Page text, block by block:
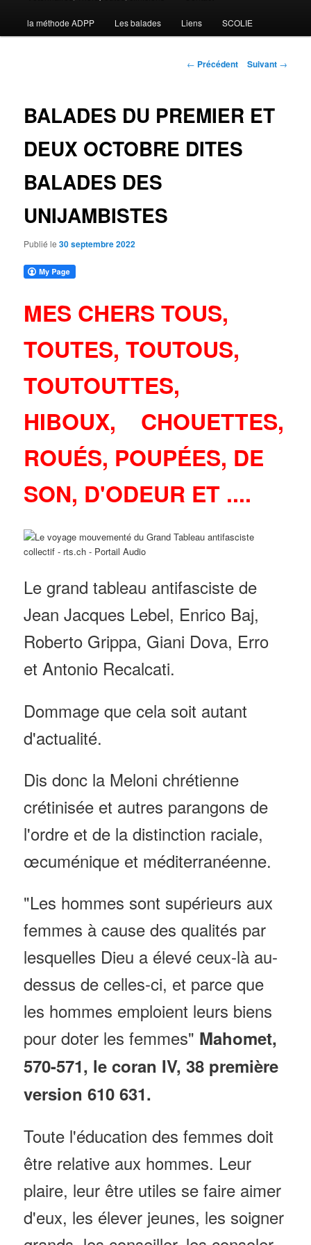
contenu
la méthode ADPP Les balades Liens SCOLIE
Navigation
← Précédent Suivant →
BALADES DU PREMIER ET
DEUX OCTOBRE DITES
BALADES DES
UNIJAMBISTES
Publié le30 septembre 2022
MES CHERS TOUS,
TOUTES, TOUTOUS,
TOUTOUTTES,
HIBOUX, CHOUETTES,
ROUÉS, POUPÉES, DE
SON, D'ODEUR ET ....
Le grand tableau antifasciste de
Jean Jacques Lebel, Enrico Baj,
Roberto Grippa, Giani Dova, Erro
et Antonio Recalcati.
Dommage que cela soit autant
d'actualité.
Dis donc la Meloni chrétienne
crétinisée et autres parangons de
l'ordre et de la distinction raciale,
œcuménique et méditerranéenne.
"Les hommes sont supérieurs aux
femmes à cause des qualités par
lesquelles Dieu a élevé ceux-là au-
dessus de celles-ci, et parce que
les hommes emploient leurs biens
pour doter les femmes" Mahomet,
570-571, le coran IV, 38 première
version 610 631.
Toute l'éducation des femmes doit
être relative aux hommes. Leur
plaire, leur être utiles se faire aimer
d'eux, les élever jeunes, les soigner